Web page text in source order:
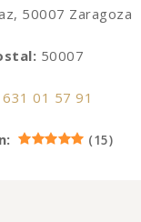
50007 Zaragoza
50007
631 01 57 91
(15)